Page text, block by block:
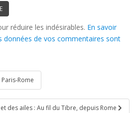
réduire les indésirables. En savoir
données de vos commentaires sont
Rome
des ailes : Au fil du Tibre, depuis Rome